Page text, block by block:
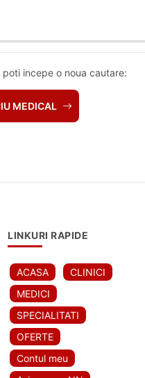
incepe o noua cautare:
MEDICAL
LINKURI RAPIDE
ACASA
CLINICI
MEDICI
SPECIALITATI
OFERTE
Contul meu